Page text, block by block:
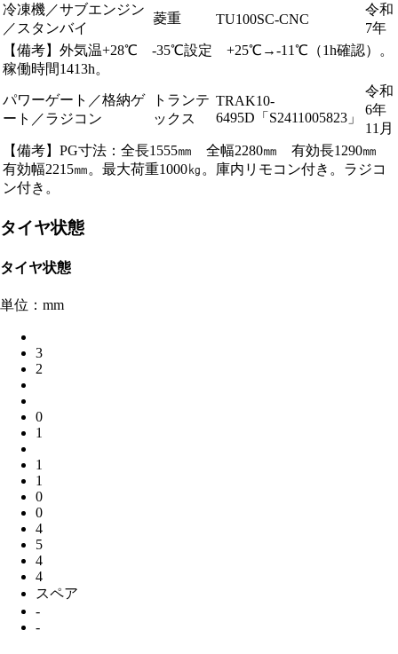
冷凍機／サブエンジン
／スタンバイ
菱重 TU100SC-CNC
令和
7年
【備考】外気温+28℃ -35℃設定 +25℃→-11℃（1h確認）。
稼働時間1413h。
パワーゲート／格納ゲ
ート／ラジコン
トランテ
ックス
TRAK10-
6495D「S2411005823」
令和
6年
11月
【備考】PG寸法：全長1555㎜ 全幅2280㎜ 有効長1290㎜
有効幅2215㎜。最大荷重1000㎏。庫内リモコン付き。ラジコ
ン付き。
タイヤ状態
タイヤ状態
単位：mm
3
2
0
1
1
1
0
0
4
5
4
4
スペア
-
-